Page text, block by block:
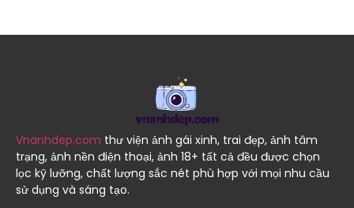
Vnanhdep.com thư viện ảnh gái xinh, trai đẹp, ảnh tâm
trạng, ảnh nền điện thoại, ảnh 18+ tất cả đều được chọn
lọc kỹ lưỡng, chất lượng sắc nét phù hợp với mọi nhu cầu
sử dụng và sáng tạo.